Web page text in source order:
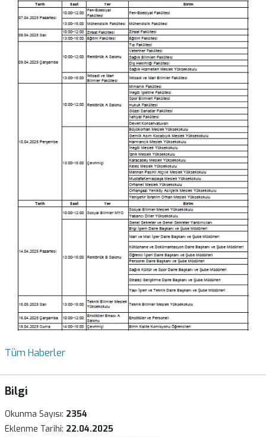
Tüm Haberler
Bilgi
Okunma Sayısı: 2354
Eklenme Tarihi: 22.04.2025